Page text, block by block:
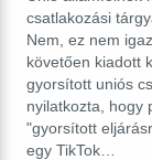
csatlakozási
Nem, ez nem
követően kiadott
gyorsított uniós
nyilatkozta, hogy
"gyorsított
egy TikTok…